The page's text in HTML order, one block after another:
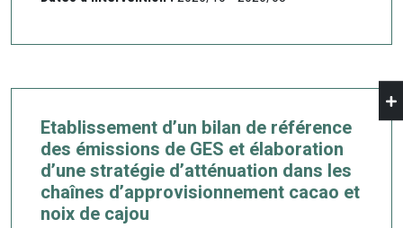
Etablissement d’un bilan de référence
des émissions de GES et élaboration
d’une stratégie d’atténuation dans les
chaînes d’approvisionnement cacao et
noix de cajou